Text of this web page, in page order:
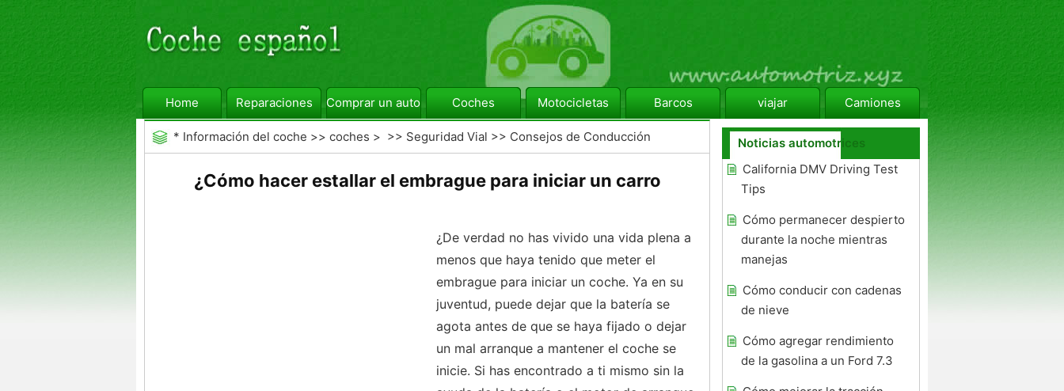
Home Reparaciones Comprar un automóvil Coches Motocicletas Barcos viajar Camiones
* Información del coche >> coches > >> Seguridad Vial >> Consejos de Conducción
¿Cómo hacer estallar el embrague para iniciar un carro
¿De verdad no has vivido una vida plena a
menos que haya tenido que meter el
embrague para iniciar un coche. Ya en su
juventud, puede dejar que la batería se
agota antes de que se haya fijado o dejar
un mal arranque a mantener el coche se
inicie. Si has encontrado a ti mismo sin la
Noticias automotrices
California DMV Driving Test
Tips
Cómo permanecer despierto
durante la noche mientras
manejas
Cómo conducir con cadenas
de nieve
Cómo agregar rendimiento
de la gasolina a un Ford 7.3